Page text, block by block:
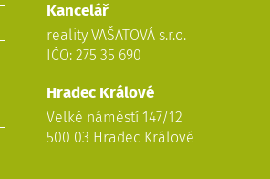
Kancelář
reality VAŠATOVÁ s.r.o.
IČO: 275 35 690
Hradec Králové
Velké náměstí 147/12
500 03 Hradec Králové
lokalitě